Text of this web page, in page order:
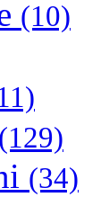
(10)
(129)
(34)